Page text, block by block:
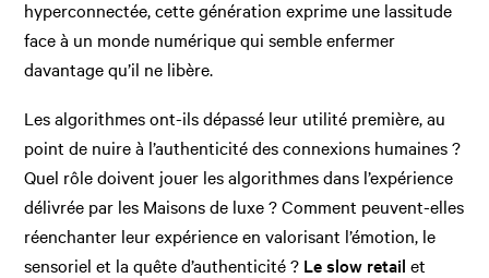
hyperconnectée, cette génération exprime une lassitude
face à un monde numérique qui semble enfermer
davantage qu’il ne libère.
Les algorithmes ont-ils dépassé leur utilité première, au
point de nuire à l’authenticité des connexions humaines ?
Quel rôle doivent jouer les algorithmes dans l’expérience
délivrée par les Maisons de luxe ? Comment peuvent-elles
réenchanter leur expérience en valorisant l’émotion, le
sensoriel et la quête d’authenticité ? Le slow retail et